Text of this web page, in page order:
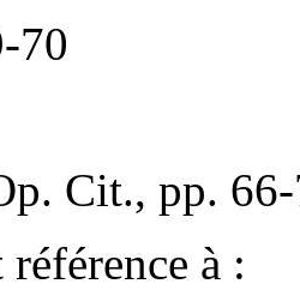
70
Cit., pp.
à :